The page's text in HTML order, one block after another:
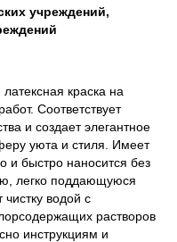
учреждений,
краска на
Соответствует
и создает элегантное
уюта и стиля. Имеет
и быстро наносится без
легко поддающуюся
водой с
растворов
инструкциям и